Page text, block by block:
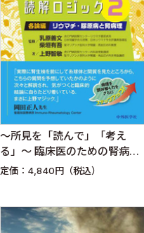
〜所見を「読んで」「考え
る」〜 臨床医のための腎病理
読解ロジック2 各論編；リウ
定価：4,840円（税込）